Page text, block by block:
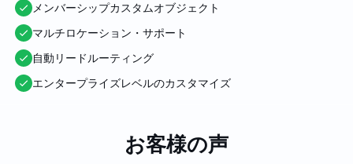
メンバーシップカスタムオブジェクト
マルチロケーション・サポート
自動リードルーティング
エンタープライズレベルのカスタマイズ
お客様の声